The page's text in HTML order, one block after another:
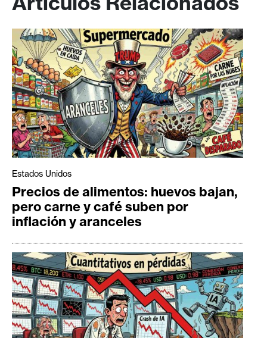
Estados Unidos
Precios de alimentos: huevos bajan,
pero carne y café suben por
inflación y aranceles